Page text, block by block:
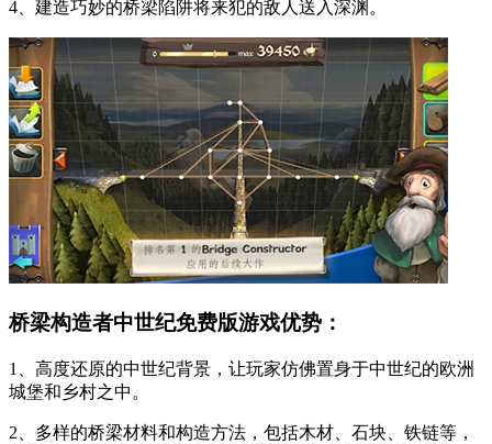
4、建造巧妙的桥梁陷阱将来犯的敌人送入深渊。
桥梁构造者中世纪免费版游戏优势：
1、高度还原的中世纪背景，让玩家仿佛置身于中世纪的欧洲
城堡和乡村之中。
2、多样的桥梁材料和构造方法，包括木材、石块、铁链等，